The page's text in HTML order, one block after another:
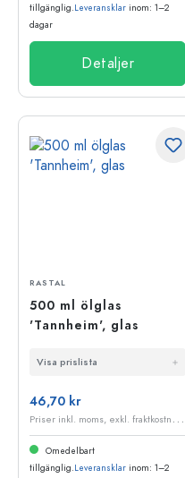
tillgänglig.Leveransklar inom: 1–2
dagar
Detaljer
RASTAL
500 ml ölglas
'Tannheim', glas
Visa prislista
46,70 kr
P
riser inkl. moms, exkl. fraktkostnader
Omedelbart
tillgänglig.Leveransklar inom: 1–2